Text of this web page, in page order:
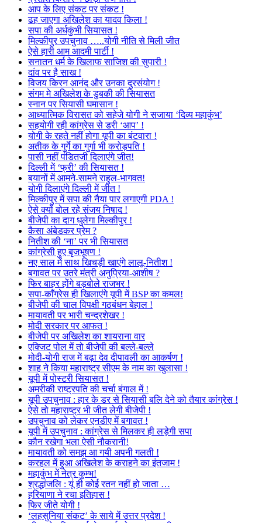
आप के लिए संकट पर संकट !
ढह जाएगा अखिलेश का यादव किला !
सपा की अर्धकुंभी सियासत !
मिल्कीपुर उपचुनाव …..योगी नीति से मिली जीत
ऐसे हारी आम आदमी पार्टी !
सनातन धर्म के खिलाफ साजिश की सुपारी !
दांव पर है साख !
विजय किरन आनंद और उनका दुरसंयोग !
संगम मे अखिलेश के डुबकी की सियासत
स्नान पर सियासी घमासान !
आध्यात्मिक विरासत को सहेजे योगी ने सजाया ‘दिव्य महाकुंभ’
सहयोगी रही कांग्रेस से डरी ‘आप’ !
योगी के रहते नहीं होगा यूपी का बंटवारा !
अतीक के गुर्गे का गुर्गा भी करोड़पति !
पासी नहीं पंडितजी दिलाएंगे जीत!
दिल्ली में ‘फ्री’ की सियासत !
बयानों में आमने-सामने राहुल-भागवत!
योगी दिलाएंगे दिल्ली में जीत !
मिल्कीपुर में सपा की नैया पार लगाएगी PDA !
ऐसे क्यों बोल रहे संजय निषाद !
बीजेपी का दाग धुलेगा मिल्कीपुर !
कैसा अंबेडकर प्रेम ?
नितीश की ‘ना’ पर भी सियासत
कांग्रेसी हुए बृजभूषण !
नए साल में साथ खिचड़ी खाएंगे लालू-नितीश !
बगावत पर उतरे मंत्री अनुप्रिया-आशीष ?
फिर बाहर होंगे बड़बोले राजभर !
सपा-काँग्रेस ही खिलाएंगे यूपी में BSP का कमल!
बीजेपी की चाल विपक्षी गठबंधन बेहाल !
मायावती पर भारी चन्द्रशेखर !
मोदी सरकार पर आफत !
बीजेपी पर अखिलेश का शायराना वार
एक्जिट पोल में तो बीजेपी की बल्ले-बल्ले
मोदी-योगी राज में बढ़ा देव दीपावली का आकर्षण !
शाह ने किया महाराष्ट्र सीएम के नाम का खुलासा !
यूपी में पोस्टरी सियासत !
अमरीकी राष्ट्रपति की चर्चा बंगाल में !
यूपी उपचुनाव : हार के डर से सियासी बलि देने को तैयार कांग्रेस !
ऐसे तो महाराष्ट्र भी जीत लेगी बीजेपी !
उपचुनाव को लेकर एनडीए में बगावत !
यूपी में उपचुनाव : कांग्रेस से मिलकर ही लड़ेगी सपा
कौन रखेगा भला ऐसी नौकरानी!
मायावती को समझ आ गयी अपनी गलती !
करहल में हुआ अखिलेश के कराहने का इंतजाम !
महाकुंभ में नेत्र कुम्भ!
श्रद्धांजलि : यूं ही कोई रतन नहीं हो जाता …
हरियाणा ने रचा इतिहास !
फिर जीते योगी !
‘लहसुनिया संकट’ के साये में उत्तर प्रदेश !